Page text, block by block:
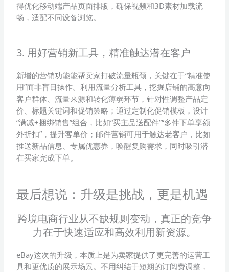
得优化移动端产品页面排版，确保视频和3D素材加载流
畅，适配不同设备浏览。
3. 用好营销新工具，精准触达潜在客户
新增的营销功能能帮卖家打破流量瓶颈，关键在于“精准使
用”而非盲目操作。利用流量分析工具，挖掘店铺的高意向
客户群体、流量来源和转化薄弱环节，针对性调整产品定
价、标题关键词和促销策略；通过定制化促销模板，设计
“满减+捆绑销售”组合，比如“买主品送配件”“多件下单享额
外折扣”，提升客单价；邮件营销可用于触达老客户，比如
推送新品信息、专属优惠券，唤醒复购需求，同时吸引潜
在买家完成下单。
最后想说：升级是挑战，更是机遇
跨境电商行业从不缺规则变动，真正的竞争
力在于快速适应和高效利用新资源。
eBay这次的升级，本质上是为卖家提供了更完善的运营工
具和更优质的展示场景。不用纠结于短期的订阅费调整，